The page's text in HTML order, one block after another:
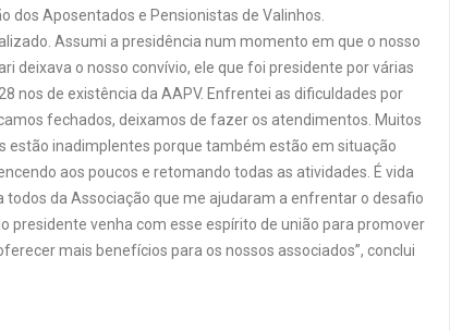
dos Aposentados e Pensionistas de Valinhos.
Assumi a presidência num momento em que o nosso
deixava o nosso convívio, ele que foi presidente por várias
nos de existência da AAPV. Enfrentei as dificuldades por
fechados, deixamos de fazer os atendimentos. Muitos
estão inadimplentes porque também estão em situação
aos poucos e retomando todas as atividades. É vida
todos da Associação que me ajudaram a enfrentar o desafio
presidente venha com esse espírito de união para promover
mais benefícios para os nossos associados”, conclui